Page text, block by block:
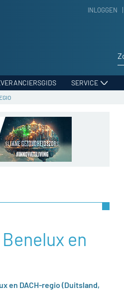
INLOGGEN
SERVICE
en
en DACH-regio (Duitsland,